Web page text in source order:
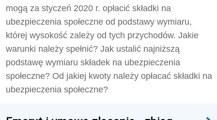
mogą za styczeń 2020 r. opłacić składki na
ubezpieczenia społeczne od podstawy wymiaru,
której wysokość zależy od tych przychodów. Jakie
warunki należy spełnić? Jak ustalić najniższą
podstawę wymiaru składek na ubezpieczenia
społeczne? Od jakiej kwoty należy opłacać składki na
ubezpieczenia społeczne?